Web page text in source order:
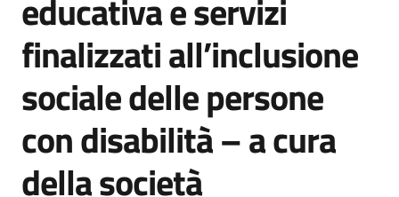
educativa e servizi
finalizzati all’inclusione
sociale delle persone
con disabilità – a cura
della società